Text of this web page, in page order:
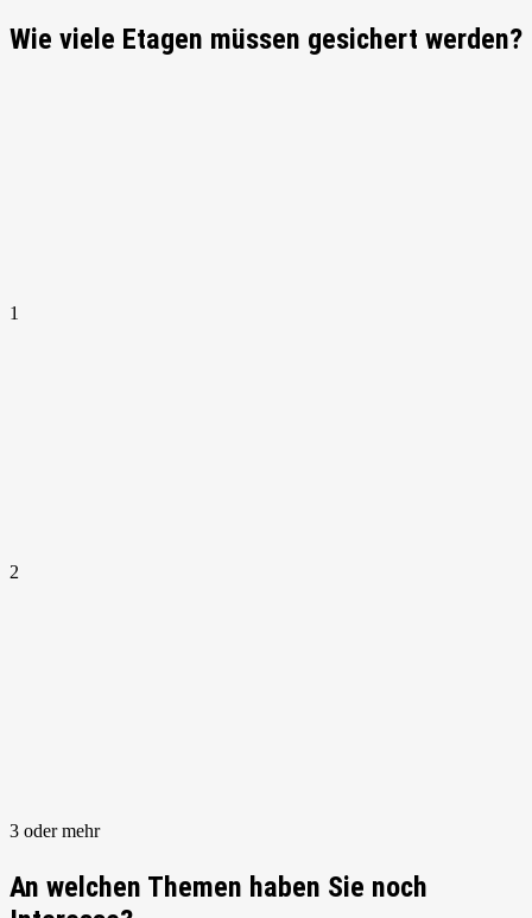
Wie viele Etagen müssen gesichert werden?
1
2
3 oder mehr
An welchen Themen haben Sie noch